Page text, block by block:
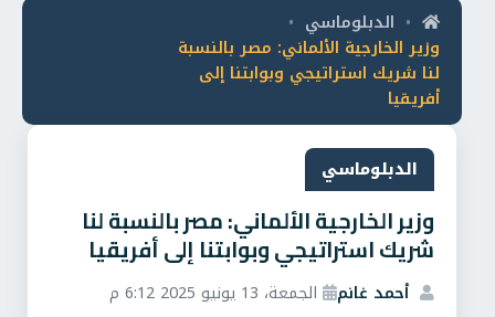
• الدبلوماسي •
وزير الخارجية الألماني: مصر بالنسبة
لنا شريك استراتيجي وبوابتنا إلى
أفريقيا
الدبلوماسي
وزير الخارجية الألماني: مصر بالنسبة لنا
شريك استراتيجي وبوابتنا إلى أفريقيا
أحمد غانم الجمعة، 13 يونيو 2025 6:12 م